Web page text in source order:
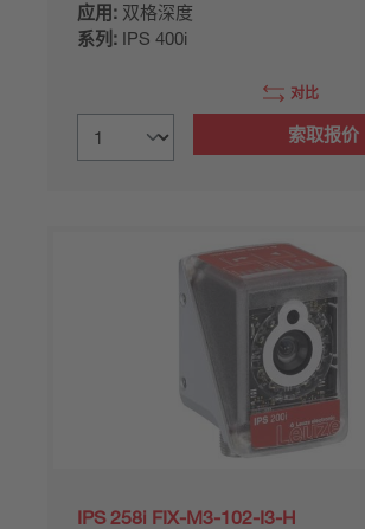
应用: 双格深度
系列: IPS 400i
对比
索取报价
IPS 258i FIX-M3-102-I3-H